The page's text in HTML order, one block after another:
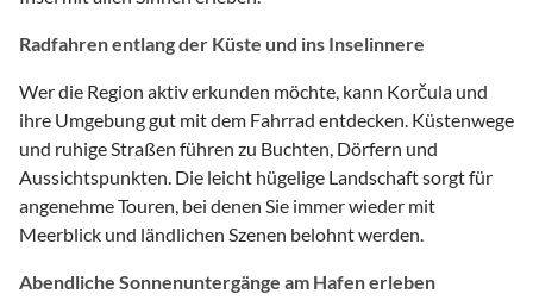
Radfahren entlang der Küste und ins Inselinnere
Wer die Region aktiv erkunden möchte, kann Korčula und
ihre Umgebung gut mit dem Fahrrad entdecken. Küstenwege
und ruhige Straßen führen zu Buchten, Dörfern und
Aussichtspunkten. Die leicht hügelige Landschaft sorgt für
angenehme Touren, bei denen Sie immer wieder mit
Meerblick und ländlichen Szenen belohnt werden.
Abendliche Sonnenuntergänge am Hafen erleben